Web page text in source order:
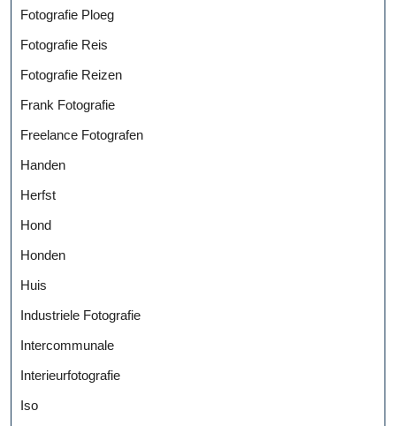
Fotografie Ploeg
Fotografie Reis
Fotografie Reizen
Frank Fotografie
Freelance Fotografen
Handen
Herfst
Hond
Honden
Huis
Industriele Fotografie
Intercommunale
Interieurfotografie
Iso